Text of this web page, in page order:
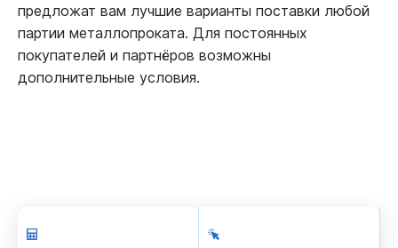
предложат вам лучшие варианты поставки любой
партии металлопроката. Для постоянных
покупателей и партнёров возможны
дополнительные условия.